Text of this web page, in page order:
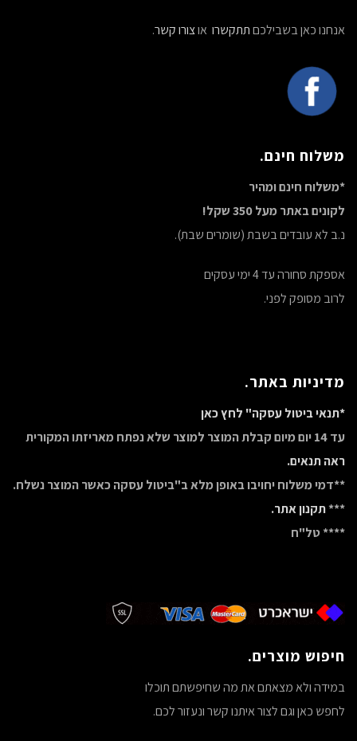
אנחנו כאן בשבילכםתתקשרו אוצורו קשר.
משלוח חינם.
*משלוח חינם ומהיר
לקונים באתר מעל 350 שקל!
נ.ב לא עובדים בשבת (שומרים שבת).
אספקת סחורה עד 4 ימי עסקים
לרוב מסופק לפני.
מדיניות באתר.
*תנאי ביטול עסקה" לחץ כאן
עד 14 יום מיום קבלת המוצר למוצר שלא נפתח מאריזתו המקורית
ראה תנאים.
**דמי משלוח יחויבו באופן מלא ב"ביטול עסקה כאשר המוצר נשלח.
***תקנון אתר.
**** טל"ח
חיפוש מוצרים.
במידה ולא מצאתם את מה שחיפשתם תוכלו
לחפש כאן וגם לצור איתנו קשר ונעזור לכם.